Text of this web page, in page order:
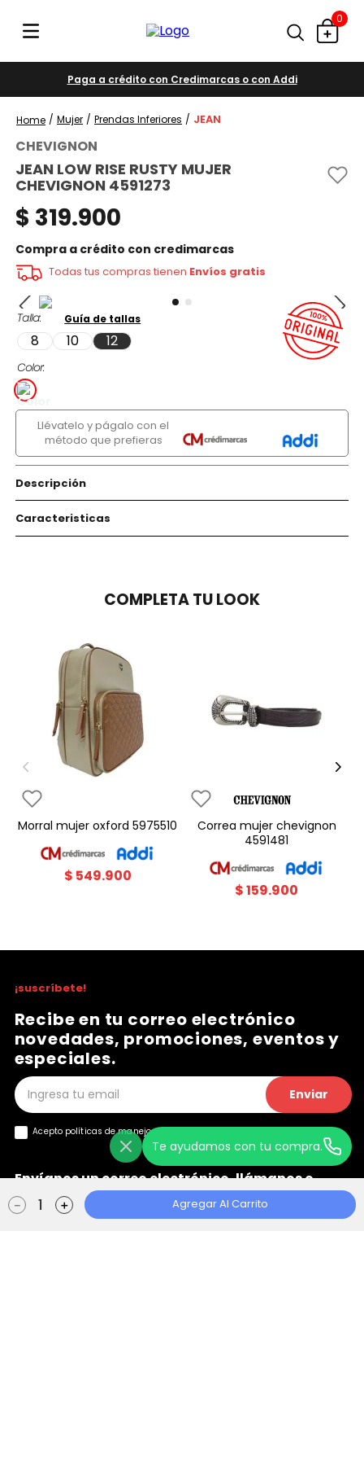
0
Paga a crédito con Credimarcas o con Addi
Mujer Prendas Inferiores JEAN
CHEVIGNON
JEAN LOW RISE RUSTY MUJER
CHEVIGNON 4591273
$ 319.900
Compra a crédito con credimarcas
Todas tus compras tienen Envíos gratis
Talla
8 10 12
Color
Guía de tallas
Llévatelo y págalo con el
método que prefieras
Descripción
Caracteristicas
＋
－ Agregar Al Carrito
COMPLETA TU LOOK
morral mujer oxford 5975510
$ 549.900
correa mujer chevignon
4591481
$159.900
Te ayudamos con tu compra.
¡suscríbete!
Recibe en tu correo electrónico
novedades, promociones, eventos y
especiales.
Enviar
Acepto políticas de manejo de
Envíanos un correo electrónico, llámanos o
chatea con nosotros
+
Ayuda
+